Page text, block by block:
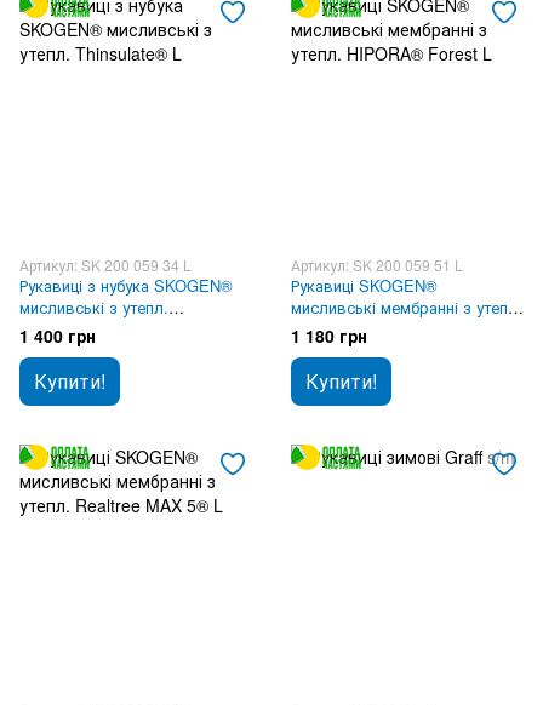
Артикул: SK 200 059 34 L
Рукавиці з нубука SKOGEN®
мисливські з утепл.
Thinsulate® L
1 400 грн
Купити!
Артикул: SK 200 059 51 L
Рукавиці SKOGEN®
мисливські мембранні з утепл.
HIPORA® Forest L
1 180 грн
Купити!